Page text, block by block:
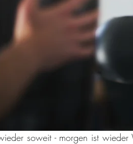
soweit - morgen ist